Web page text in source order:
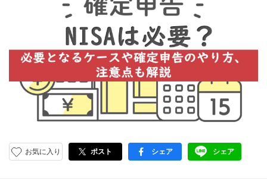
お気に入り ポスト facebook
シェア LINE
シェア